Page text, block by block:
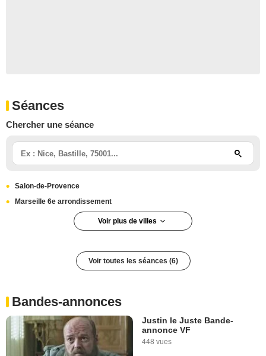
Séances
Chercher une séance
Salon-de-Provence
Marseille 6e arrondissement
Voir plus de villes
Les Sables-d'Olonne
Voir toutes les séances (6)
Bandes-annonces
Justin le Juste Bande-
annonce VF
448 vues